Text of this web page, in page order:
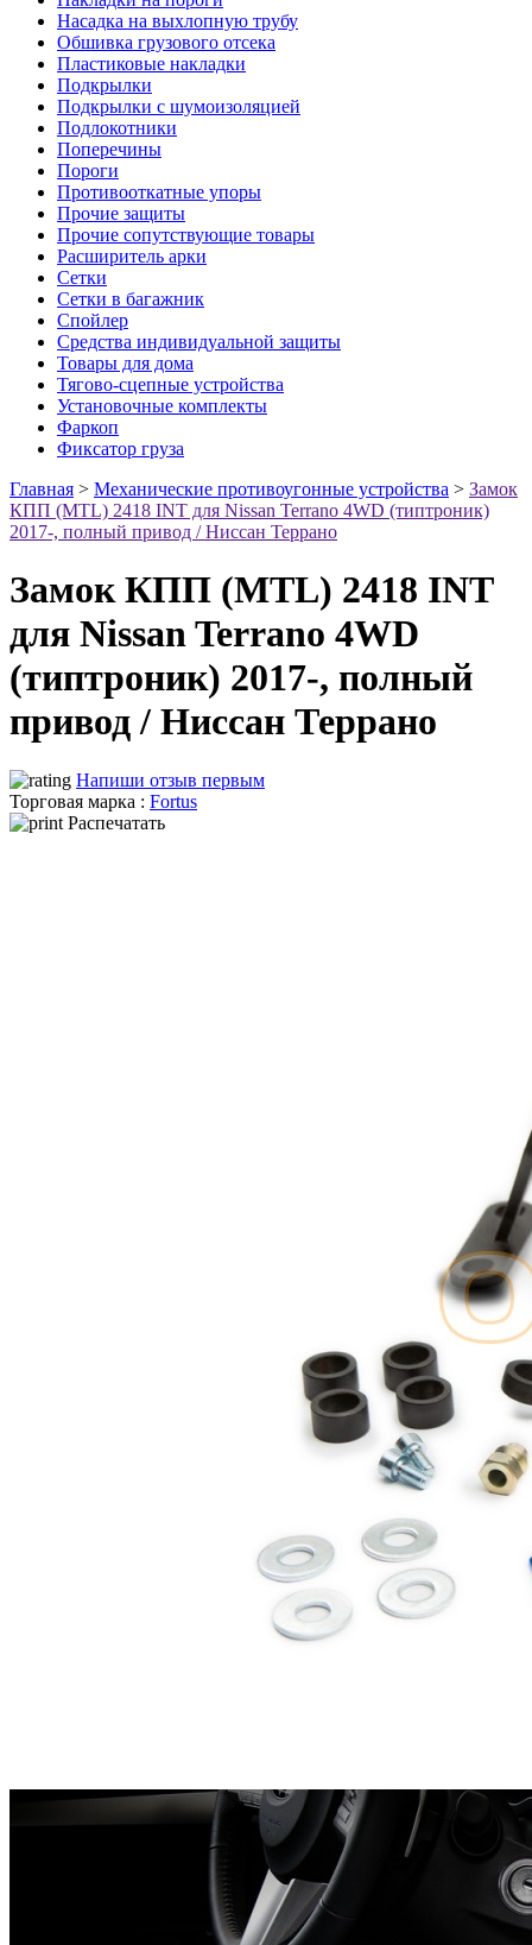
Насадка на выхлопную трубу
Обшивка грузового отсека
Пластиковые накладки
Подкрылки
Подкрылки с шумоизоляцией
Подлокотники
Поперечины
Пороги
Противооткатные упоры
Прочие защиты
Прочие сопутствующие товары
Расширитель арки
Сетки
Сетки в багажник
Спойлер
Средства индивидуальной защиты
Товары для дома
Тягово-сцепные устройства
Установочные комплекты
Фаркоп
Фиксатор груза
Главная > Механические противоугонные устройства > Замок
КПП (MTL) 2418 INT для Nissan Terrano 4WD (типтроник)
2017-, полный привод / Ниссан Террано
Замок КПП (MTL) 2418 INT
для Nissan Terrano 4WD
(типтроник) 2017-, полный
привод / Ниссан Террано
Напиши отзыв первым
Торговая марка : Fortus
Распечатать